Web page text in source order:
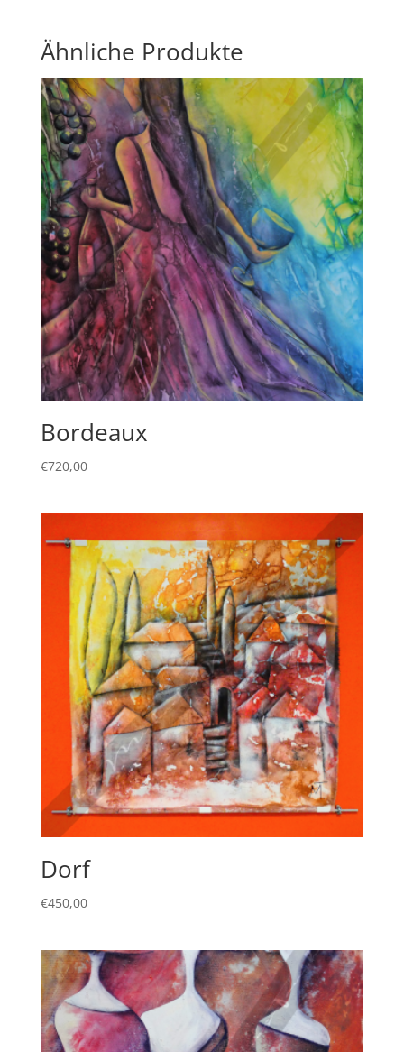
Ähnliche Produkte
Bordeaux
€720,00
Dorf
€450,00